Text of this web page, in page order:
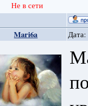
Не в сети
Mari6a